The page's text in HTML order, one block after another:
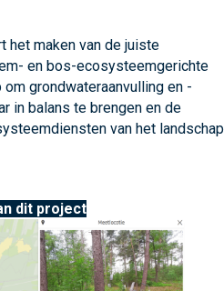
het maken van de juiste
en bos-ecosysteemgerichte
grondwateraanvulling en -
in balans te brengen en de
van het landschap
dit project